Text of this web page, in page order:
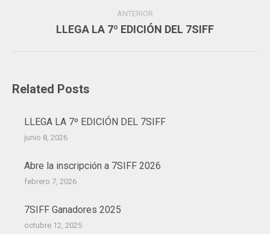
publicaciones
ANTERIOR
Publicación
LLEGA LA 7º EDICIÓN DEL 7SIFF
Related Posts
LLEGA LA 7º EDICIÓN DEL 7SIFF
junio 8, 2026
Abre la inscripción a 7SIFF 2026
febrero 7, 2026
7SIFF Ganadores 2025
octubre 12, 2025